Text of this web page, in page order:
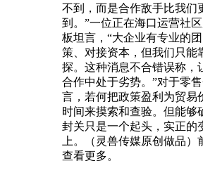
不到，而是合作敌手比我们
到。”一位正在海口运营社
板坦言，“大企业有专业的
策、对接资本，但我们只能
探。这种消息不合错误称，
合作中处于劣势。”对于零
言，若何把政策盈利为贸易
时间来摸索和查验。但能够
封关只是一个起头，实正的
上。（灵兽传媒原创做品）
查看更多。